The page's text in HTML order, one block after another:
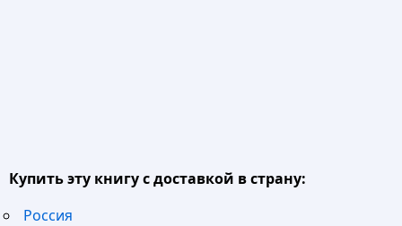
Купить эту книгу с доставкой в страну:
Россия